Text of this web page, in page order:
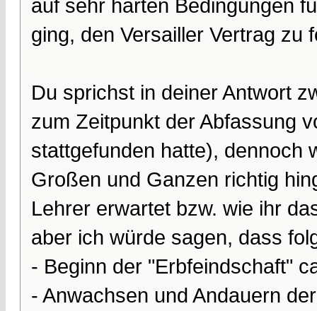
auf sehr harten Bedingungen
ging, den Versailler Vertrag zu
Du sprichst in deiner Antwort
zum Zeitpunkt der Abfassung
stattgefunden hatte), dennoch
Großen und Ganzen richtig
Lehrer erwartet bzw. wie ihr
aber ich würde sagen, dass
- Beginn der "Erbfeindschaft"
- Anwachsen und Andauern